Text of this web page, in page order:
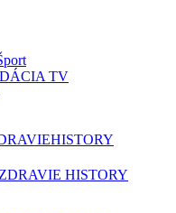
TV
HISTORY
ZDRAVIE HISTORY